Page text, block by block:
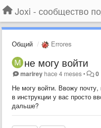
Общий Errores
не могу войти
marirey hace 4 meses• 0
Не могу войти. Ввожу
в инструкции у вас просто
дальше?